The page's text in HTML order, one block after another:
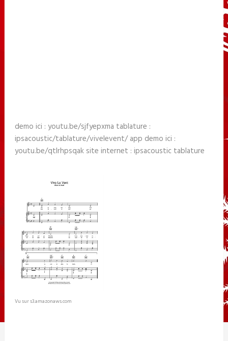
demo ici : youtu.be/sjfyepxma tablature :
ipsacoustic/tablature/vivelevent/ app demo ici :
youtu.be/qtlrhpsqak site internet : ipsacoustic tablature
Vu sur s3.amazonaws.com